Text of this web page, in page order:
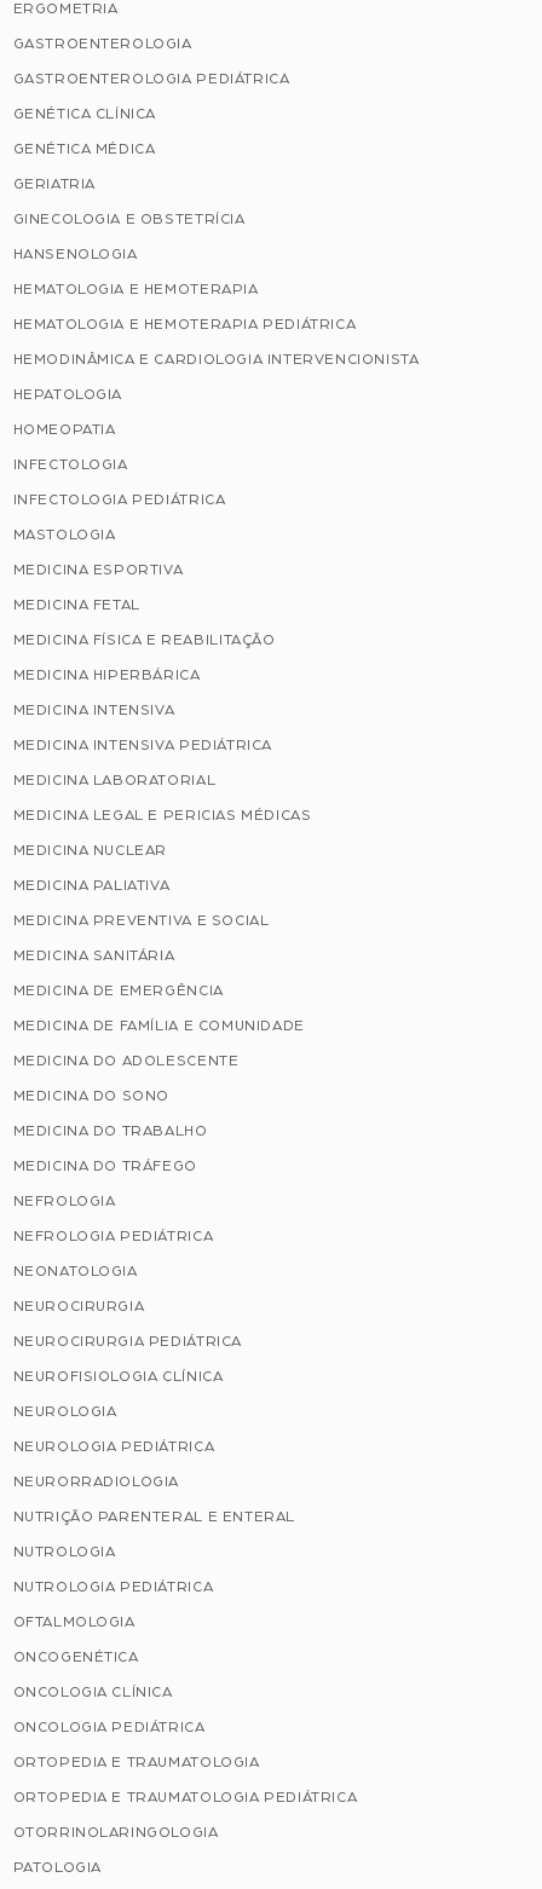
ERGOMETRIA
GASTROENTEROLOGIA
GASTROENTEROLOGIA PEDIÁTRICA
GENÉTICA CLÍNICA
GENÉTICA MÉDICA
GERIATRIA
GINECOLOGIA E OBSTETRÍCIA
HANSENOLOGIA
HEMATOLOGIA E HEMOTERAPIA
HEMATOLOGIA E HEMOTERAPIA PEDIÁTRICA
HEMODINÂMICA E CARDIOLOGIA INTERVENCIONISTA
HEPATOLOGIA
HOMEOPATIA
INFECTOLOGIA
INFECTOLOGIA PEDIÁTRICA
MASTOLOGIA
MEDICINA ESPORTIVA
MEDICINA FETAL
MEDICINA FÍSICA E REABILITAÇÃO
MEDICINA HIPERBÁRICA
MEDICINA INTENSIVA
MEDICINA INTENSIVA PEDIÁTRICA
MEDICINA LABORATORIAL
MEDICINA LEGAL E PERICIAS MÉDICAS
MEDICINA NUCLEAR
MEDICINA PALIATIVA
MEDICINA PREVENTIVA E SOCIAL
MEDICINA SANITÁRIA
MEDICINA DE EMERGÊNCIA
MEDICINA DE FAMÍLIA E COMUNIDADE
MEDICINA DO ADOLESCENTE
MEDICINA DO SONO
MEDICINA DO TRABALHO
MEDICINA DO TRÁFEGO
NEFROLOGIA
NEFROLOGIA PEDIÁTRICA
NEONATOLOGIA
NEUROCIRURGIA
NEUROCIRURGIA PEDIÁTRICA
NEUROFISIOLOGIA CLÍNICA
NEUROLOGIA
NEUROLOGIA PEDIÁTRICA
NEURORRADIOLOGIA
NUTRIÇÃO PARENTERAL E ENTERAL
NUTROLOGIA
NUTROLOGIA PEDIÁTRICA
OFTALMOLOGIA
ONCOGENÉTICA
ONCOLOGIA CLÍNICA
ONCOLOGIA PEDIÁTRICA
ORTOPEDIA E TRAUMATOLOGIA
ORTOPEDIA E TRAUMATOLOGIA PEDIÁTRICA
OTORRINOLARINGOLOGIA
PATOLOGIA